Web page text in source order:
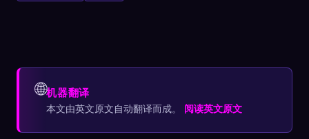
🌐机器翻译
本文由英文原文自动翻译而成。 阅读英文原文